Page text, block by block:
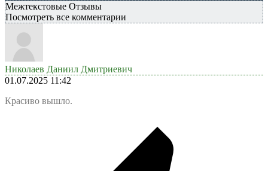
Межтекстовые Отзывы
Посмотреть все комментарии
Николаев Даниил Дмитриевич
01.07.2025 11:42
Красиво вышло.